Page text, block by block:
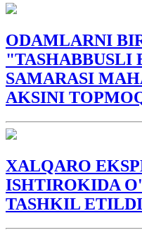
ODAMLARNI
"TASHABBUSLI
SAMARASI
AKSINI
XALQARO
ISHTIROKIDA
TASHKIL ETILDI